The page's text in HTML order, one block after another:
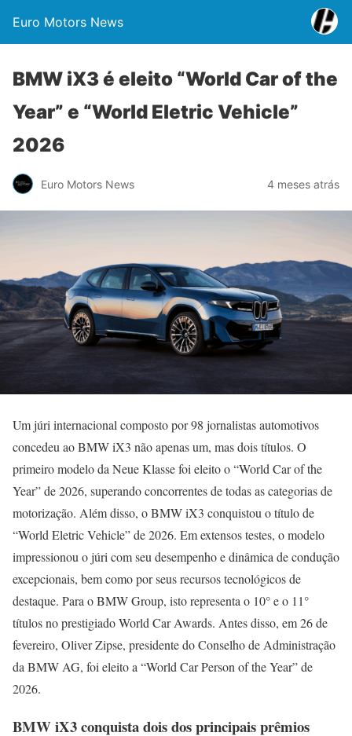
Euro Motors News
BMW iX3 é eleito “World Car of the
Year” e “World Eletric Vehicle”
2026
Euro Motors News 4 meses atrás
Um júri internacional composto por 98 jornalistas automotivos
concedeu ao BMW iX3 não apenas um, mas dois títulos. O
primeiro modelo da Neue Klasse foi eleito o “World Car of the
Year” de 2026, superando concorrentes de todas as categorias de
motorização. Além disso, o BMW iX3 conquistou o título de
“World Eletric Vehicle” de 2026. Em extensos testes, o modelo
impressionou o júri com seu desempenho e dinâmica de condução
excepcionais, bem como por seus recursos tecnológicos de
destaque. Para o BMW Group, isto representa o 10° e o 11°
títulos no prestigiado World Car Awards. Antes disso, em 26 de
fevereiro, Oliver Zipse, presidente do Conselho de Administração
da BMW AG, foi eleito a “World Car Person of the Year” de
2026.
BMW iX3 conquista dois dos principais prêmios